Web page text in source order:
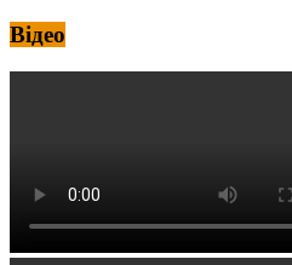
Відео